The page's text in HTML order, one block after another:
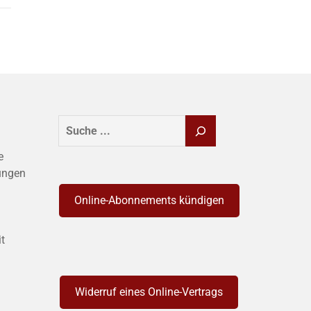
SUCHEN
Online-Abonnements kündigen
Widerruf eines Online-Vertrags